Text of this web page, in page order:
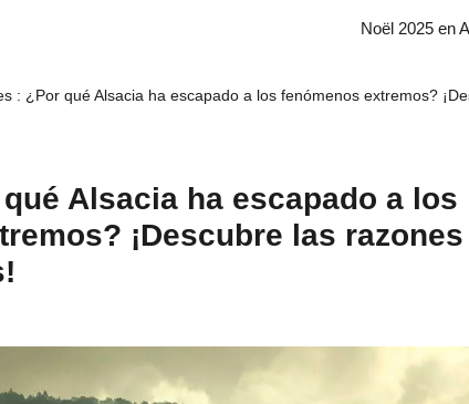
Noël 2025 en
: ¿Por qué Alsacia ha escapado a los fenómenos extremos?
Alsacia ha escapado a los
¡Descubre las razones